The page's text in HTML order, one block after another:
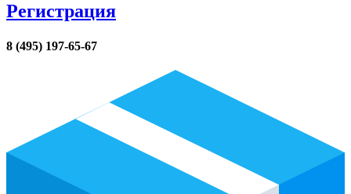
Регистрация
8 (495) 197-65-67